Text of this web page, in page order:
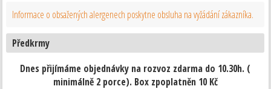
Informace o obsažených alergenech poskytne obsluha na vyžádání zákazníka.
Předkrmy
Dnes přijímáme objednávky na rozvoz zdarma do 10.30h. (
minimálně 2 porce). Box zpoplatněn 10 Kč